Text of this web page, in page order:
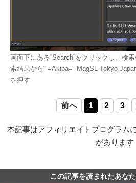
画面下にある“Search”をクリックし、検
索結果から“-=Akiba=- MagSL Tokyo
を押す
前へ 1 2 3
本記事はアフィリエイトプログラム
があります
この記事を読まれたあな